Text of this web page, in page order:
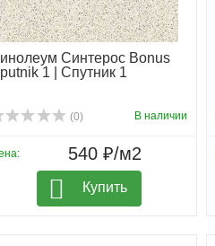
Синтерос Bonus
1 | Спутник 1
(0) В наличии
540 ₽/м2
Купить